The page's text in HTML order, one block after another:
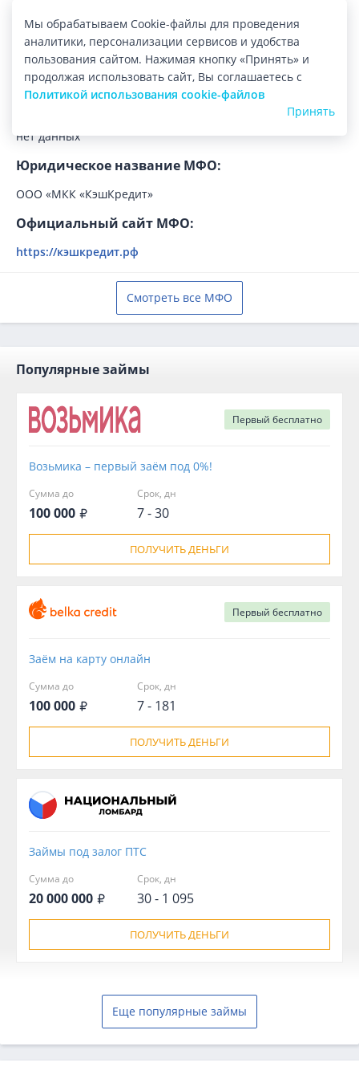
Лицензия:
19-030-34-009140 от 14.02.2019
Регистрационный номер:
1903034009140
нет данных
Юридическое название МФО:
ООО «МКК «КэшКредит»
Официальный сайт МФО:
https://кэшкредит.рф
Смотреть все МФО
Популярные займы
Первый бесплатно
Возьмика – первый заём под 0%!
Сумма до
100 000
Срок, дн
7 - 30
ПОЛУЧИТЬ ДЕНЬГИ
Первый бесплатно
Заём на карту онлайн
Сумма до
100 000
Срок, дн
7 - 181
ПОЛУЧИТЬ ДЕНЬГИ
Займы под залог ПТС
Сумма до
20 000 000
Срок, дн
30 - 1 095
ПОЛУЧИТЬ ДЕНЬГИ
Еще популярные займы
Мы обрабатываем Cookie-файлы для проведения
аналитики, персонализации сервисов и удобства
пользования сайтом. Нажимая кнопку «Принять» и
продолжая использовать сайт, Вы соглашаетесь с
Политикой использования cookie-файлов
Принять